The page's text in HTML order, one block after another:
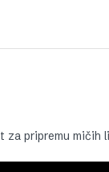
za pripremu mičih